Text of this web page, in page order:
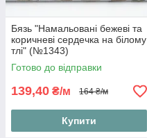
Бязь "Намальовані бежеві та
коричневі сердечка на білому
тлі" (№1343)
Готово до відправки
139,40 ₴/м 164 ₴/м
Купити